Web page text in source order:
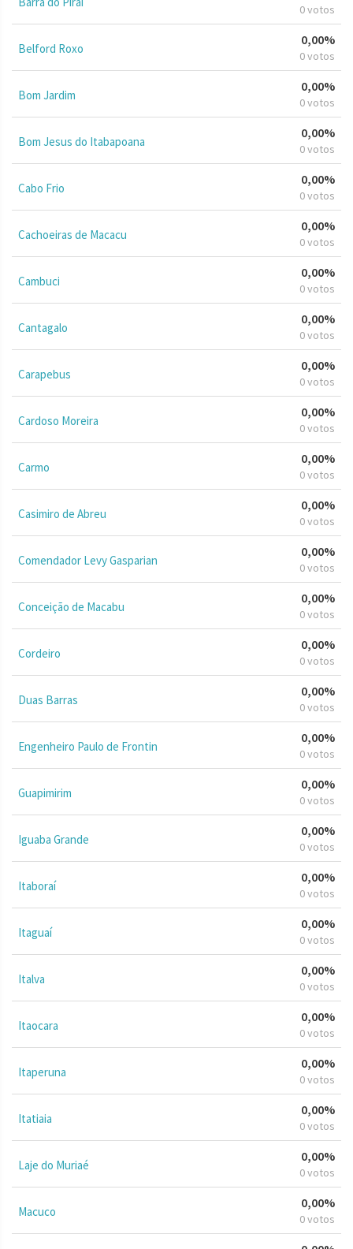
0 votos
Belford Roxo
0,00%
0 votos
Bom Jardim
0,00%
0 votos
Bom Jesus do Itabapoana
0,00%
0 votos
Cabo Frio
0,00%
0 votos
Cachoeiras de Macacu
0,00%
0 votos
Cambuci
0,00%
0 votos
Cantagalo
0,00%
0 votos
Carapebus
0,00%
0 votos
Cardoso Moreira
0,00%
0 votos
Carmo
0,00%
0 votos
Casimiro de Abreu
0,00%
0 votos
Comendador Levy Gasparian
0,00%
0 votos
Conceição de Macabu
0,00%
0 votos
Cordeiro
0,00%
0 votos
Duas Barras
0,00%
0 votos
Engenheiro Paulo de Frontin
0,00%
0 votos
Guapimirim
0,00%
0 votos
Iguaba Grande
0,00%
0 votos
Itaboraí
0,00%
0 votos
Itaguaí
0,00%
0 votos
Italva
0,00%
0 votos
Itaocara
0,00%
0 votos
Itaperuna
0,00%
0 votos
Itatiaia
0,00%
0 votos
Laje do Muriaé
0,00%
0 votos
Macuco
0,00%
0 votos